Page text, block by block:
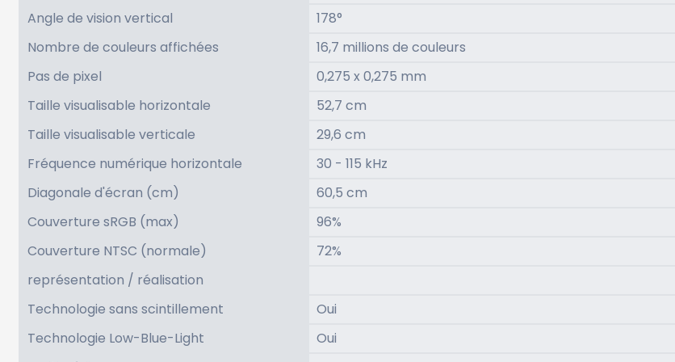
Angle de vision vertical
178°
Nombre de couleurs affichées
16,7 millions de couleurs
Pas de pixel
0,275 x 0,275 mm
Taille visualisable horizontale
52,7 cm
Taille visualisable verticale
29,6 cm
Fréquence numérique horizontale
30 - 115 kHz
Diagonale d'écran (cm)
60,5 cm
Couverture sRGB (max)
96%
Couverture NTSC (normale)
72%
représentation / réalisation
Technologie sans scintillement
Oui
Technologie Low-Blue-Light
Oui